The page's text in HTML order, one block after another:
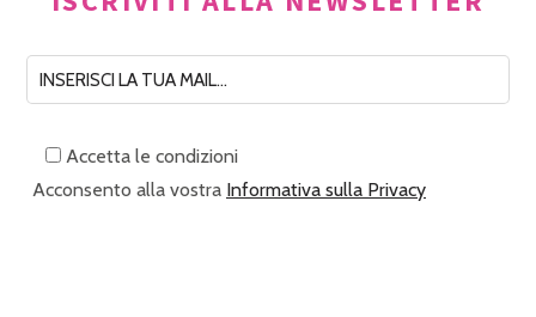
Accetta le condizioni
Acconsento alla vostra Informativa sulla Privacy